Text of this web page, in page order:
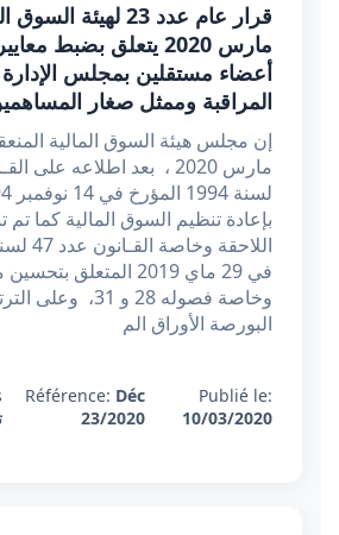
مارس 2020 يتعلق بضبط
أعضاء مستقلين بمجلس
المراقبة وممثل صغار
بإعادة تنظيم السوق المالية كما
في 29 ماي 2019 المتعلق
وخاصة فصوله 28 و 31،
البورصة الأوراق الم
Publié le:
10/03/2020
Référence: Déc
23/2020